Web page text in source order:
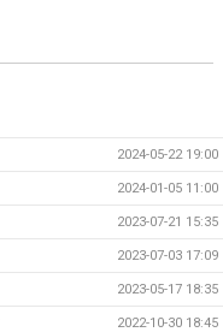
2024-05-22 19:00
2024-01-05 11:00
2023-07-21 15:35
2023-07-03 17:09
2023-05-17 18:35
2022-10-30 18:45